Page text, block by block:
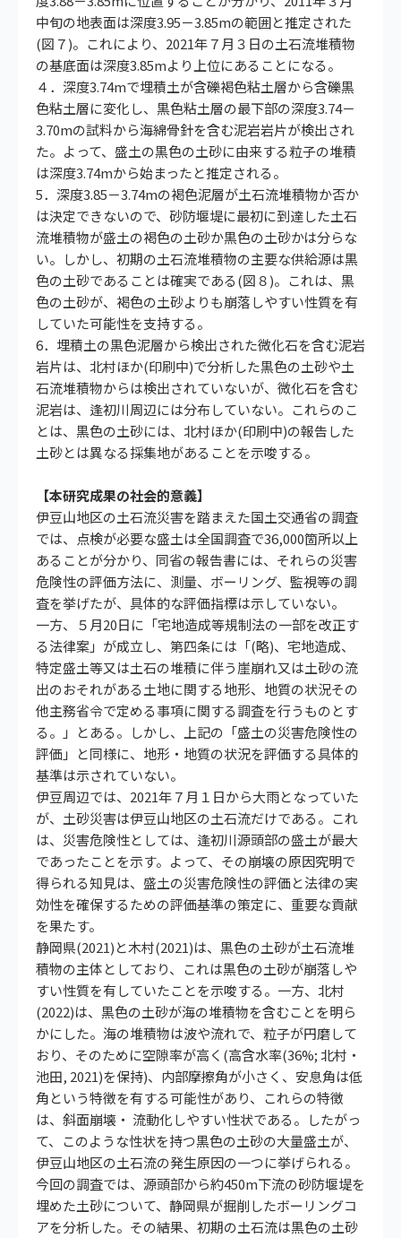
中旬の地表面は深度3.95－3.85mの範囲と推定された
(図７)。これにより、2021年７月３日の土石流堆積物
の基底面は深度3.85mより上位にあることになる。
４．深度3.74mで埋積土が含礫褐色粘土層から含礫黒
色粘土層に変化し、黒色粘土層の最下部の深度3.74－
3.70mの試料から海綿骨針を含む泥岩岩片が検出され
た。よって、盛土の黒色の土砂に由来する粒子の堆積
は深度3.74mから始まったと推定される。
5．深度3.85－3.74mの褐色泥層が土石流堆積物か否か
は決定できないので、砂防堰堤に最初に到達した土石
流堆積物が盛土の褐色の土砂か黒色の土砂かは分らな
い。しかし、初期の土石流堆積物の主要な供給源は黒
色の土砂であることは確実である(図８)。これは、黒
色の土砂が、褐色の土砂よりも崩落しやすい性質を有
していた可能性を支持する。
6．埋積土の黒色泥層から検出された微化石を含む泥岩
岩片は、北村ほか(印刷中)で分析した黒色の土砂や土
石流堆積物からは検出されていないが、微化石を含む
泥岩は、逢初川周辺には分布していない。これらのこ
とは、黒色の土砂には、北村ほか(印刷中)の報告した
土砂とは異なる採集地があることを示唆する。
【本研究成果の社会的意義】
伊豆山地区の土石流災害を踏まえた国土交通省の調査
では、点検が必要な盛土は全国調査で36,000箇所以上
あることが分かり、同省の報告書には、それらの災害
危険性の評価方法に、測量、ボーリング、監視等の調
査を挙げたが、具体的な評価指標は示していない。
一方、５月20日に「宅地造成等規制法の一部を改正す
る法律案」が成立し、第四条には「(略)、宅地造成、
特定盛土等又は土石の堆積に伴う崖崩れ又は土砂の流
出のおそれがある土地に関する地形、地質の状況その
他主務省令で定める事項に関する調査を行うものとす
る。」とある。しかし、上記の「盛土の災害危険性の
評価」と同様に、地形・地質の状況を評価する具体的
基準は示されていない。
伊豆周辺では、2021年７月１日から大雨となっていた
が、土砂災害は伊豆山地区の土石流だけである。これ
は、災害危険性としては、逢初川源頭部の盛土が最大
であったことを示す。よって、その崩壊の原因究明で
得られる知見は、盛土の災害危険性の評価と法律の実
効性を確保するための評価基準の策定に、重要な貢献
を果たす。
静岡県(2021)と木村(2021)は、黒色の土砂が土石流堆
積物の主体としており、これは黒色の土砂が崩落しや
すい性質を有していたことを示唆する。一方、北村
(2022)は、黒色の土砂が海の堆積物を含むことを明ら
かにした。海の堆積物は波や流れで、粒子が円磨して
おり、そのために空隙率が高く(高含水率(36%; 北村・
池田, 2021)を保持)、内部摩擦角が小さく、安息角は低
角という特徴を有する可能性があり、これらの特徴
は、斜面崩壊・ 流動化しやすい性状である。したがっ
て、このような性状を持つ黒色の土砂の大量盛土が、
伊豆山地区の土石流の発生原因の一つに挙げられる。
今回の調査では、源頭部から約450m下流の砂防堰堤を
埋めた土砂について、静岡県が掘削したボーリングコ
アを分析した。その結果、初期の土石流は黒色の土砂